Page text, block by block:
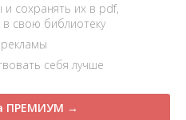
сохранять их в pdf,
в свою библиотеку
себя лучше
ПРЕМИУМ →